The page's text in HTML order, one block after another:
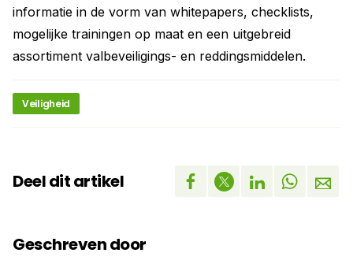
informatie in de vorm van whitepapers, checklists,
mogelijke trainingen op maat en een uitgebreid
assortiment valbeveiligings- en reddingsmiddelen.
Veiligheid
Deel dit artikel
Geschreven door